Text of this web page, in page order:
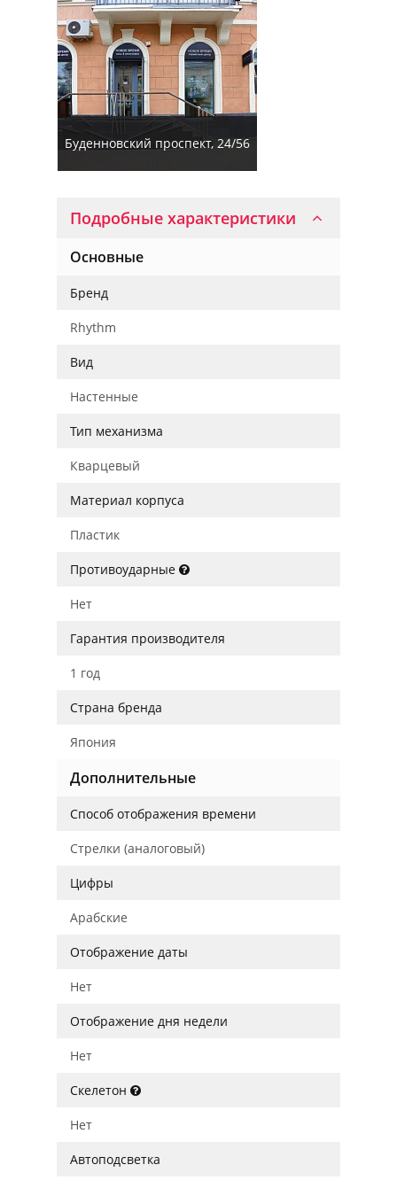
Буденновский проспект, 24/56
Подробные характеристики
Основные
Бренд
Rhythm
Вид
Настенные
Тип механизма
Кварцевый
Материал корпуса
Пластик
Противоударные
Нет
Гарантия производителя
1 год
Страна бренда
Япония
Дополнительные
Способ отображения времени
Стрелки (аналоговый)
Цифры
Арабские
Отображение даты
Нет
Отображение дня недели
Нет
Скелетон
Нет
Автоподсветка